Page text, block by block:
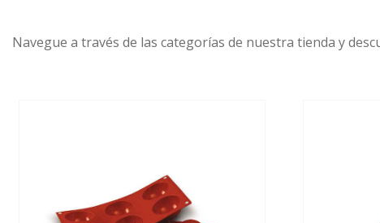
Navegue a través de las categorías de nuestra tienda y
MARCAS